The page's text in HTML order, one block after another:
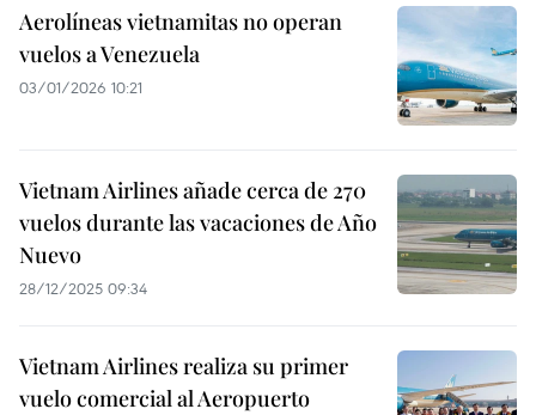
Aerolíneas vietnamitas no operan
vuelos a Venezuela
03/01/2026 10:21
Vietnam Airlines añade cerca de 270
vuelos durante las vacaciones de Año
Nuevo
28/12/2025 09:34
Vietnam Airlines realiza su primer
vuelo comercial al Aeropuerto